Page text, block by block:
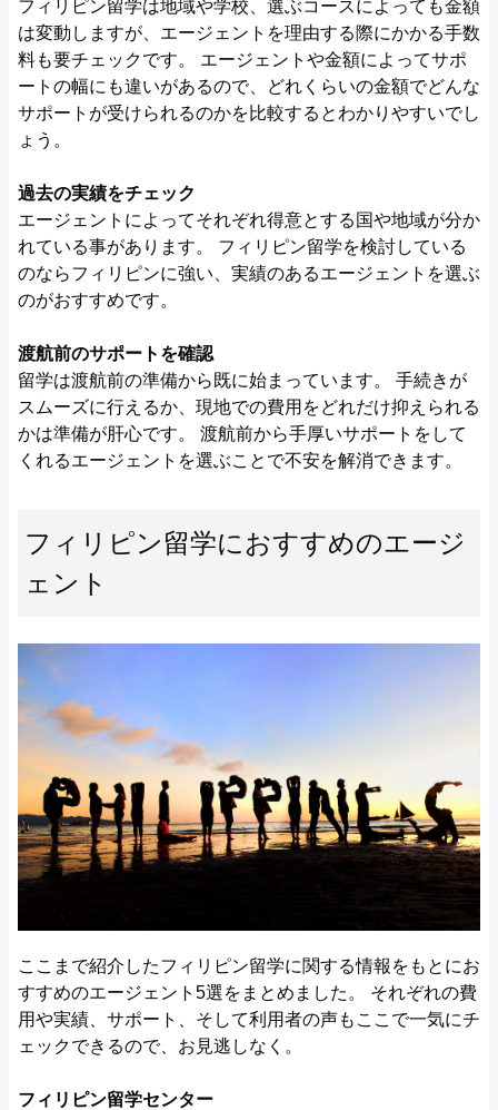
フィリピン留学は地域や学校、選ぶコースによっても金額
は変動しますが、エージェントを理由する際にかかる手数
料も要チェックです。 エージェントや金額によってサポ
ートの幅にも違いがあるので、どれくらいの金額でどんな
サポートが受けられるのかを比較するとわかりやすいでし
ょう。
過去の実績をチェック
エージェントによってそれぞれ得意とする国や地域が分か
れている事があります。 フィリピン留学を検討している
のならフィリピンに強い、実績のあるエージェントを選ぶ
のがおすすめです。
渡航前のサポートを確認
留学は渡航前の準備から既に始まっています。 手続きが
スムーズに行えるか、現地での費用をどれだけ抑えられる
かは準備が肝心です。 渡航前から手厚いサポートをして
くれるエージェントを選ぶことで不安を解消できます。
フィリピン留学におすすめのエージ
ェント
ここまで紹介したフィリピン留学に関する情報をもとにお
すすめのエージェント5選をまとめました。 それぞれの費
用や実績、サポート、そして利用者の声もここで一気にチ
ェックできるので、お見逃しなく。
フィリピン留学センター